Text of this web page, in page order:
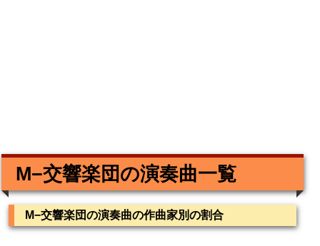
M−交響楽団の演奏曲一覧
M−交響楽団の演奏曲の作曲家別の割合